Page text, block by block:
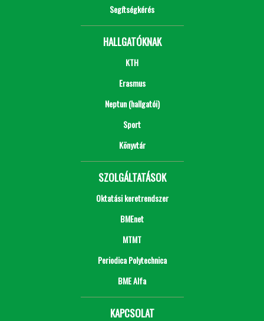
Segítségkérés
HALLGATÓKNAK
KTH
Erasmus
Neptun (hallgatói)
Sport
Könyvtár
SZOLGÁLTATÁSOK
Oktatási keretrendszer
BMEnet
MTMT
Periodica Polytechnica
BME Alfa
KAPCSOLAT